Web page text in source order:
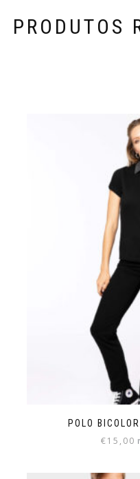
PRODUTOS
POLO
€15,00